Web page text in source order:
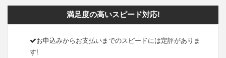
満足度の高いスピード対応!
お申込みからお支払いまでのスピードには定評がありま
す!